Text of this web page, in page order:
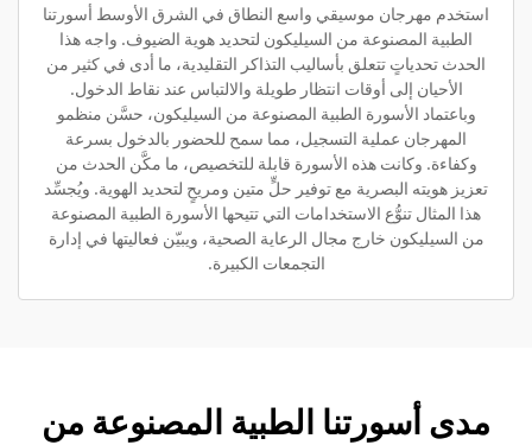
استخدم مهرجان موسيقي واسع النطاق في الشرق الأوسط أسورتنا
الطبية المصنوعة من السيليكون لتحديد هوية الضيوف. واجه هذا
الحدث تحدياتٍ تتعلق بأساليب التذاكر التقليدية، ما أدى في كثير من
الأحيان إلى أوقات انتظار طويلة والالتباس عند نقاط الدخول.
وباعتماد الأسورة الطبية المصنوعة من السيليكون، حسَّن منظمو
المهرجان عملية التسجيل، مما سمح للحضور بالدخول بسرعة
وكفاءة. وكانت هذه الأسورة قابلة للتخصيص، ما مكَّن الحدث من
تعزيز هويته البصرية مع توفير حلٍّ متين ومريحٍ لتحديد الهوية. ويُجسِّد
هذا المثال تنوُّع الاستخدامات التي تتيحها الأسورة الطبية المصنوعة
من السيليكون خارج مجال الرعاية الصحية، ويبيّن فعاليتها في إدارة
التجمعات الكبيرة.
مدى أسورتنا الطبية المصنوعة من